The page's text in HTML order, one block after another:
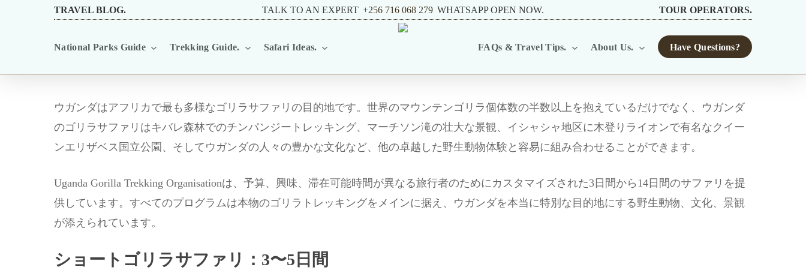
TRAVEL BLOG. TALK TO AN EXPERT +256 716 068 279 WHATSAPP OPEN NOW. TOUR OPERATORS.
National Parks Guide Trekking Guide. Safari Ideas. FAQs & Travel Tips. About Us. Have Questions?
ウガンダはアフリカで最も多様なゴリラサファリの目的地です。世界のマウンテンゴリラ個体数の半数以上を抱えているだけでなく、ウガンダ
のゴリラサファリはキバレ森林でのチンパンジートレッキング、マーチソン滝の壮大な景観、イシャシャ地区に木登りライオンで有名なクイー
ンエリザベス国立公園、そしてウガンダの人々の豊かな文化など、他の卓越した野生動物体験と容易に組み合わせることができます。
Uganda Gorilla Trekking Organisationは、予算、興味、滞在可能時間が異なる旅行者のためにカスタマイズされた3日間から14日間のサファリを提
供しています。すべてのプログラムは本物のゴリラトレッキングをメインに据え、ウガンダを本当に特別な目的地にする野生動物、文化、景観
が添えられています。
ショートゴリラサファリ：3〜5日間